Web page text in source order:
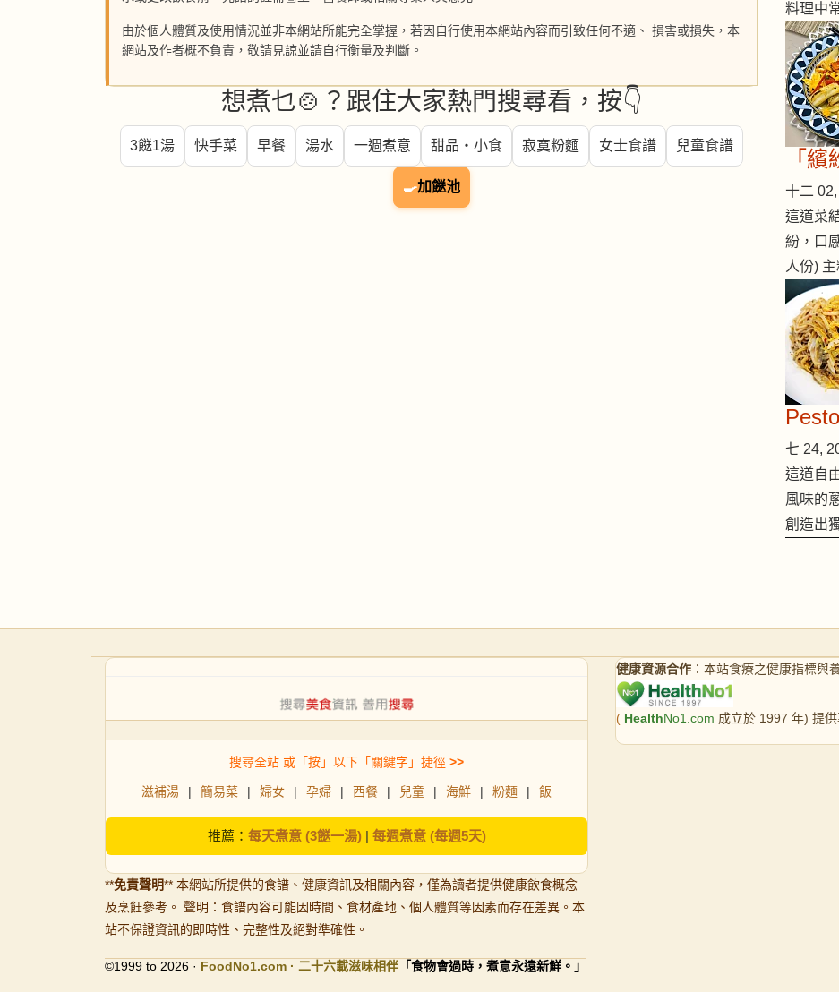
由於個人體質及使用情況並非本網站所能完全掌握，若因自行使用本網站內容而引致任何不適、 損害或損失，本
網站及作者概不負責，敬請見諒並請自行衡量及判斷。
想煮乜🍲？跟住大家熱門搜尋看，按👇
3餸1湯 快手菜 早餐 湯水 一週煮意 甜品・小食 寂寞粉麵 女士食譜 兒童食譜
🍳加餸池
料理中
「
十二
這道菜
紛，口
人份)
七 24,
這道自
風味的
創造出
搜尋全站 或「按」以下「關鍵字」捷徑 >>
滋補湯 | 簡易菜 | 婦女 | 孕婦 | 西餐 | 兒童 | 海鮮 | 粉麵 | 飯
推薦： 每天煮意 (3餸一湯)| 每週煮意 (每週5天)
**免責聲明** 本網站所提供的食譜、健康資訊及相關內容，僅為讀者提供健康飲食概念
及烹飪參考。 聲明：食譜內容可能因時間、食材產地、個人體質等因素而存在差異。本
站不保證資訊的即時性、完整性及絕對準確性。
©1999 to 2026 · FoodNo1.com · 二十六載滋味相伴 「食物會過時，煮意永遠新鮮。」
健康資源合作 ：本站食療之健康指標與
( HealthNo1.com 成立於 1997 年) 提供